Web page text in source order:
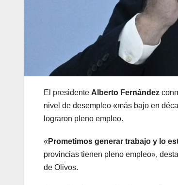
El presidente Alberto Fernández
nivel de desempleo «más bajo en
lograron pleno empleo.
« Prometimos generar trabajo y lo
provincias tienen pleno empleo»,
de Olivos.